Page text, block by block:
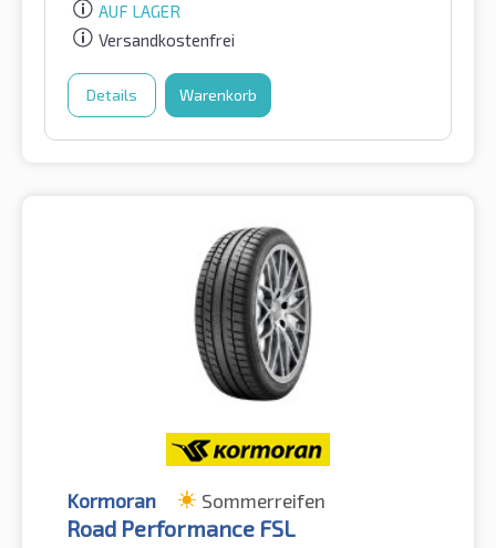
AUF LAGER
Versandkostenfrei
Details Warenkorb
Kormoran Sommerreifen
Road Performance FSL